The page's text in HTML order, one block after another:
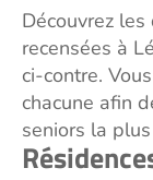
Découvrez
recensées à
ci-contre.
chacune afin
seniors la